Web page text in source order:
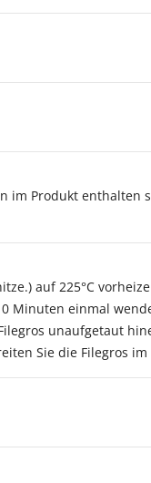
im Produkt enthalten
auf 225°C
Minuten einmal
unaufgetaut
Sie die Filegros im